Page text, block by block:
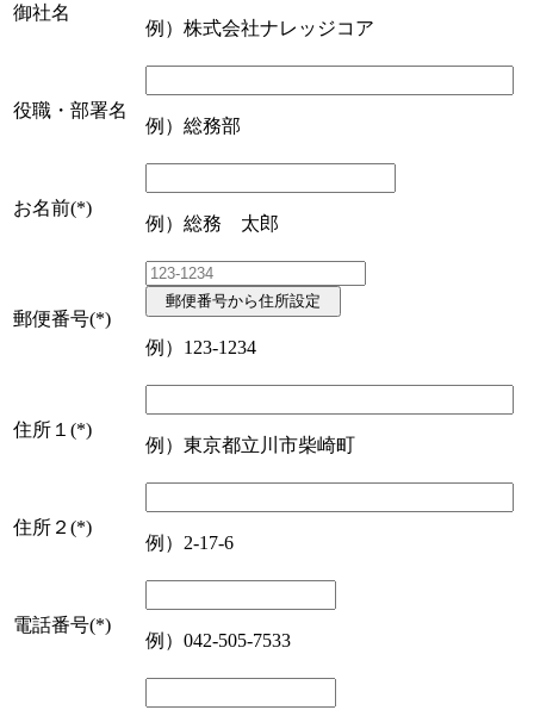
御社名
例）株式会社ナレッジコア
役職・部署名
例）総務部
お名前(*)
例）総務 太郎
郵便番号(*)
郵便番号から住所設定
例）123-1234
住所１ (*)
例）東京都立川市柴崎町
住所２ (*)
例）2-17-6
電話番号(*)
例）042-505-7533